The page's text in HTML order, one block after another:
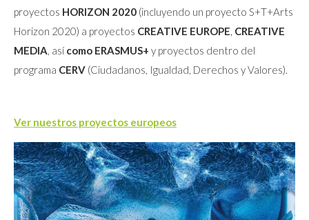
proyectos HORIZON 2020 (incluyendo un proyecto S+T+Arts
Horizon 2020) a proyectos CREATIVE EUROPE, CREATIVE
MEDIA, así como ERASMUS+ y proyectos dentro del
programa CERV (Ciudadanos, Igualdad, Derechos y Valores).
Ver nuestros proyectos europeos